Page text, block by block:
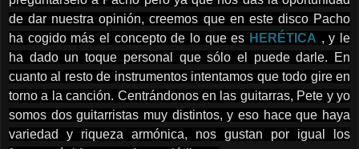
de dar nuestra opinión, creemos que en este disco Pacho
ha cogido más el concepto de lo que es HERÉTICA , y le
ha dado un toque personal que sólo el puede darle. En
cuanto al resto de instrumentos intentamos que todo gire en
torno a la canción. Centrándonos en las guitarras, Pete y yo
somos dos guitarristas muy distintos, y eso hace que haya
variedad y riqueza armónica, nos gustan por igual los